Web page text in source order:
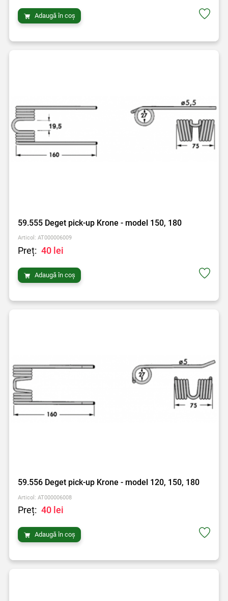
Adaugă în coș
59.555 Deget pick-up Krone - model 150, 180
Articol: AT000006009
Preț: 40 lei
Adaugă în coș
59.556 Deget pick-up Krone - model 120, 150, 180
Articol: AT000006008
Preț: 40 lei
Adaugă în coș